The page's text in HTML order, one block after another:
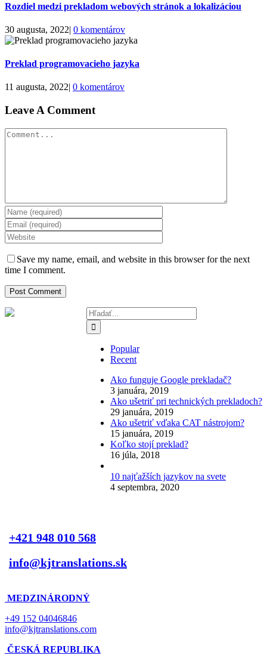
Rozdiel medzi prekladom webových stránok a lokalizáciou
30 augusta, 2022| 0 komentárov
Preklad programovacieho jazyka
11 augusta, 2022 0 komentárov
Leave A Comment
Comment
Save my name, email, and website in this browser for the next
time I comment.
Hľadať:
Popular
Recent
Ako funguje Google prekladač?
3 januára, 2019
Ako ušetriť pri technických prekladoch?
29 januára, 2019
Ako ušetriť vďaka CAT nástrojom?
15 januára, 2019
Koľko stojí preklad?
16 júla, 2018
10 najťažších jazykov na svete
4 septembra, 2020
+421 948 010 568
info@kjtranslations.sk
MEDZINÁRODNÝ
+49 152 04046846
info@kjtranslations.com
ČESKÁ REPUBLIKA